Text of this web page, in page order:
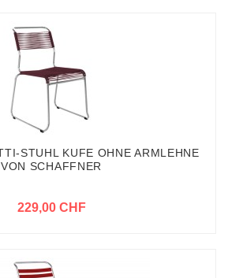
STUHL KUFE OHNE ARMLEHNE
VON SCHAFFNER
229,00 CHF